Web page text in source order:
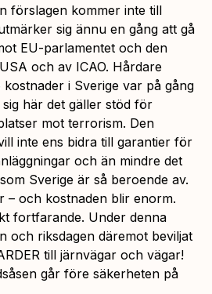
förslagen kommer inte till
sig ännu en gång att gå
EU-parlamentet och den
och av ICAO. Hårdare
i Sverige var på gång
här det gäller stöd för
mot terrorism. Den
inte ens bidra till garantier för
och än mindre det
Sverige är så beroende av.
– och kostnaden blir enorm.
fortfarande. Under denna
och riksdagen däremot beviljat
till järnvägar och vägar!
går före säkerheten på